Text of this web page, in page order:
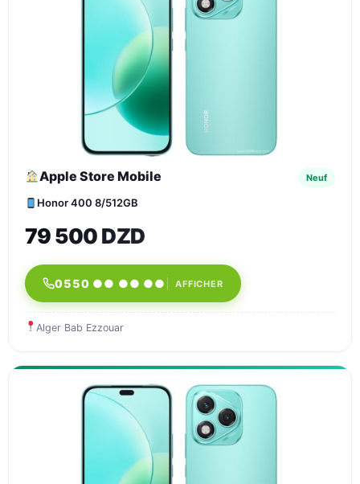
Apple Store Mobile Neuf
Honor 400 8/512GB
79 500 DZD
0550 ●● ●● ●● AFFICHER
Alger Bab Ezzouar